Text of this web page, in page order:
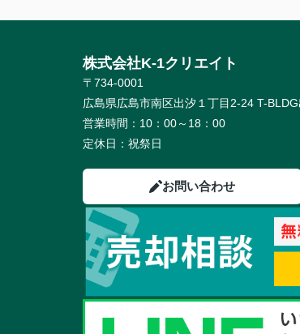
株式会社K-1クリエイト
〒734-0001
広島県広島市南区出汐１丁目2-24 T-
営業時間： 10：00～18：00
定休日： 祝祭日
お問い合わせ